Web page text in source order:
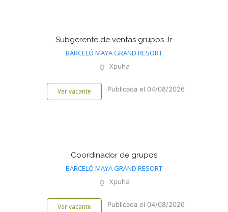
Subgerente de ventas grupos Jr.
BARCELÓ MAYA GRAND RESORT
Xpuha
Ver vacante Publicada el 04/08/2026
Coordinador de grupos
BARCELÓ MAYA GRAND RESORT
Xpuha
Ver vacante Publicada el 04/08/2026